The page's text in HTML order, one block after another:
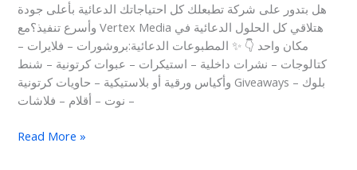
هل بتدور على شركة تطبعلك كل احتياجاتك الدعائية بأعلى جودة
وأسرع تنفيذ؟مع Vertex Media هتلاقي كل الحلول الدعائية في
مكان واحد 👇 ✨ المطبوعات الدعائية:بروشورات – فلايرات –
كتالوجات – نشرات داخلية – استيكرات – عبوات كرتونية – شنط
وأكياس ورقية أو بلاستيكية – حاويات كرتونية Giveaways – بلوك
نوت – أقلام – فلاشات –
Read More »